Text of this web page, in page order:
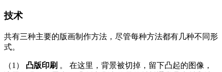
技术
共有三种主要的版画制作方法，尽管每种方法都有几种不同形
式。
（1） 凸版印刷 。 在这里，背景被切掉，留下凸起的图像，